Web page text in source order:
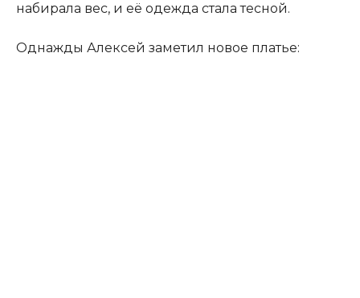
набирала вес, и её одежда стала тесной.
Однажды Алексей заметил новое платье: